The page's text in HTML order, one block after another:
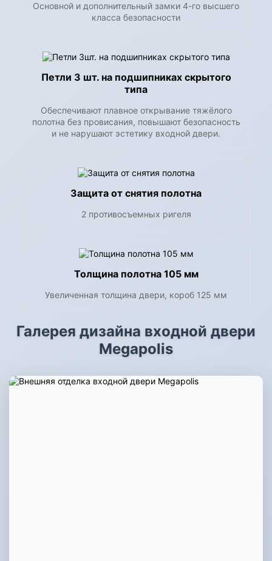
Основной и дополнительный замки 4-го высшего
класса безопасности
Петли 3 шт. на подшипниках скрытого
типа
Обеспечивают плавное открывание тяжёлого
полотна без провисания, повышают безопасность
и не нарушают эстетику входной двери.
Защита от снятия полотна
2 противосъемных ригеля
Толщина полотна 105 мм
Увеличенная толщина двери, короб 125 мм
Галерея дизайна входной двери
Megapolis